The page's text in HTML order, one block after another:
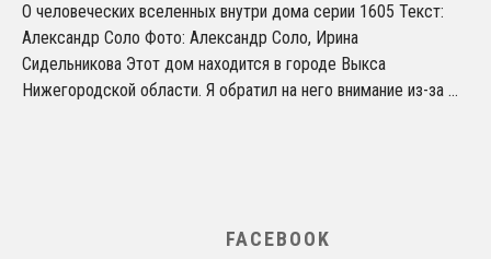
О человеческих вселенных внутри дома серии 1605 Текст:
Александр Соло Фото: Александр Соло, Ирина
Сидельникова Этот дом находится в городе Выкса
Нижегородской области. Я обратил на него внимание из-за ...
FACEBOOK